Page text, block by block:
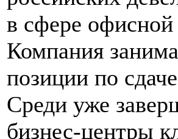
в сфере
Компания
позиции по
Среди уже
бизнес‑центры